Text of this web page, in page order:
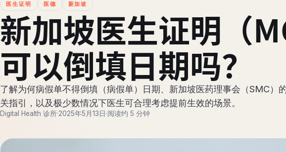
医生证明 医德 新加坡
新加坡医生证明（
可以倒填日期吗？
了解为何病假单不得倒填（病假单）日期、新加坡医药理事会（SMC）
关指引，以及极少数情况下医生可合理考虑提前生效的场景。
Digital Health 诊所·2025年5月13日·阅读约 5 分钟